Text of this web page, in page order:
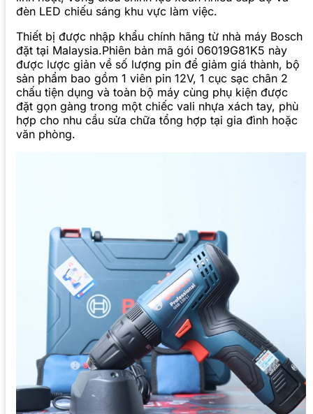
đèn LED chiếu sáng khu vực làm việc.
Thiết bị được nhập khẩu chính hãng từ nhà máy Bosch
đặt tại Malaysia.Phiên bản mã gói 06019G81K5 này
được lược giản về số lượng pin để giảm giá thành, bộ
sản phẩm bao gồm 1 viên pin 12V, 1 cục sạc chân 2
chấu tiện dụng và toàn bộ máy cùng phụ kiện được
đặt gọn gàng trong một chiếc vali nhựa xách tay, phù
hợp cho nhu cầu sửa chữa tổng hợp tại gia đình hoặc
văn phòng.